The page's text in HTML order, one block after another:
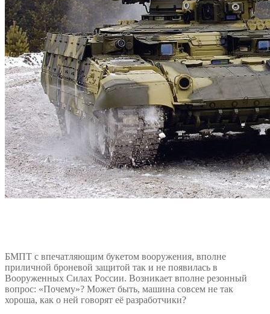
БМПТ с впечатляющим букетом вооружения, вполне
приличной броневой защитой так и не появилась в
Вооруженных Силах России. Возникает вполне резонный
вопрос: «Почему»? Может быть, машина совсем не так
хороша, как о ней говорят её разработчики?